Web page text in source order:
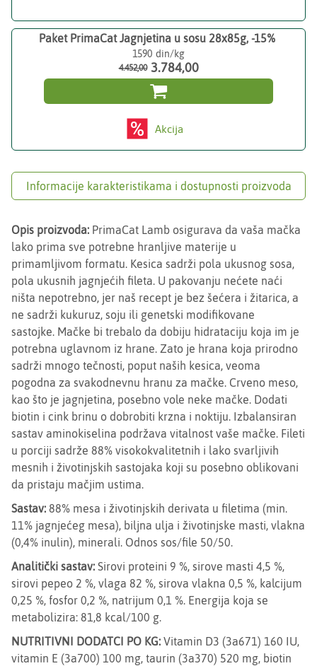
Paket PrimaCat Jagnjetina u sosu 28x85g, -15%
1590
4.452,00 3.784,00

Akcija
Informacije karakteristikama i dostupnosti proizvoda
Opis proizvoda: PrimaCat Lamb osigurava da vaša mačka
lako prima sve potrebne hranljive materije u
primamljivom formatu. Kesica sadrži pola ukusnog sosa,
pola ukusnih jagnjećih fileta. U pakovanju nećete naći
ništa nepotrebno, jer naš recept je bez šećera i žitarica, a
ne sadrži kukuruz, soju ili genetski modifikovane
sastojke. Mačke bi trebalo da dobiju hidrataciju koja im je
potrebna uglavnom iz hrane. Zato je hrana koja prirodno
sadrži mnogo tečnosti, poput naših kesica, veoma
pogodna za svakodnevnu hranu za mačke. Crveno meso,
kao što je jagnjetina, posebno vole neke mačke. Dodati
biotin i cink brinu o dobrobiti krzna i noktiju. Izbalansiran
sastav aminokiselina podržava vitalnost vaše mačke. Fileti
u porciji sadrže 88% visokokvalitetnih i lako svarljivih
mesnih i životinjskih sastojaka koji su posebno oblikovani
da pristaju mačjim ustima.
Sastav: 88% mesa i životinjskih derivata u filetima (min.
11% jagnjećeg mesa), biljna ulja i životinjske masti, vlakna
(0,4% inulin), minerali. Odnos sos/file 50/50.
Analitički sastav: Sirovi proteini 9 %, sirove masti 4,5 %,
sirovi pepeo 2 %, vlaga 82 %, sirova vlakna 0,5 %, kalcijum
0,25 %, fosfor 0,2 %, natrijum 0,1 %. Energija koja se
metabolizira: 81,8 kcal/100 g.
NUTRITIVNI DODATCI PO KG: Vitamin D3 (3a671) 160 IU,
vitamin E (3a700) 100 mg, taurin (3a370) 520 mg, biotin